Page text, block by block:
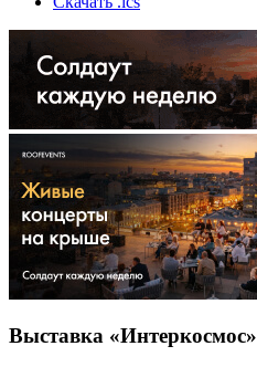
Выставка «Интеркосмос»